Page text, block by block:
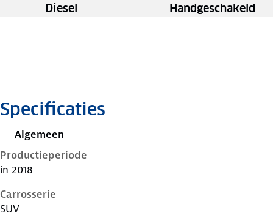
Diesel Handgeschakeld
Specificaties
Algemeen
Productieperiode
in 2018
Carrosserie
SUV